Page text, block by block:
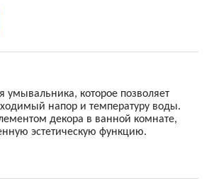
умывальника, которое позволяет
напор и температуру воды.
декора в ванной комнате,
эстетическую функцию.